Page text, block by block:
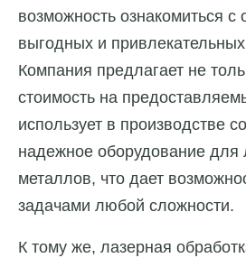
возможность ознакомиться
выгодных и
Компания предлагает не
стоимость на
использует в производстве
надежное оборудование для
металлов, что дает
задачами любой сложности.
К тому же, лазерная